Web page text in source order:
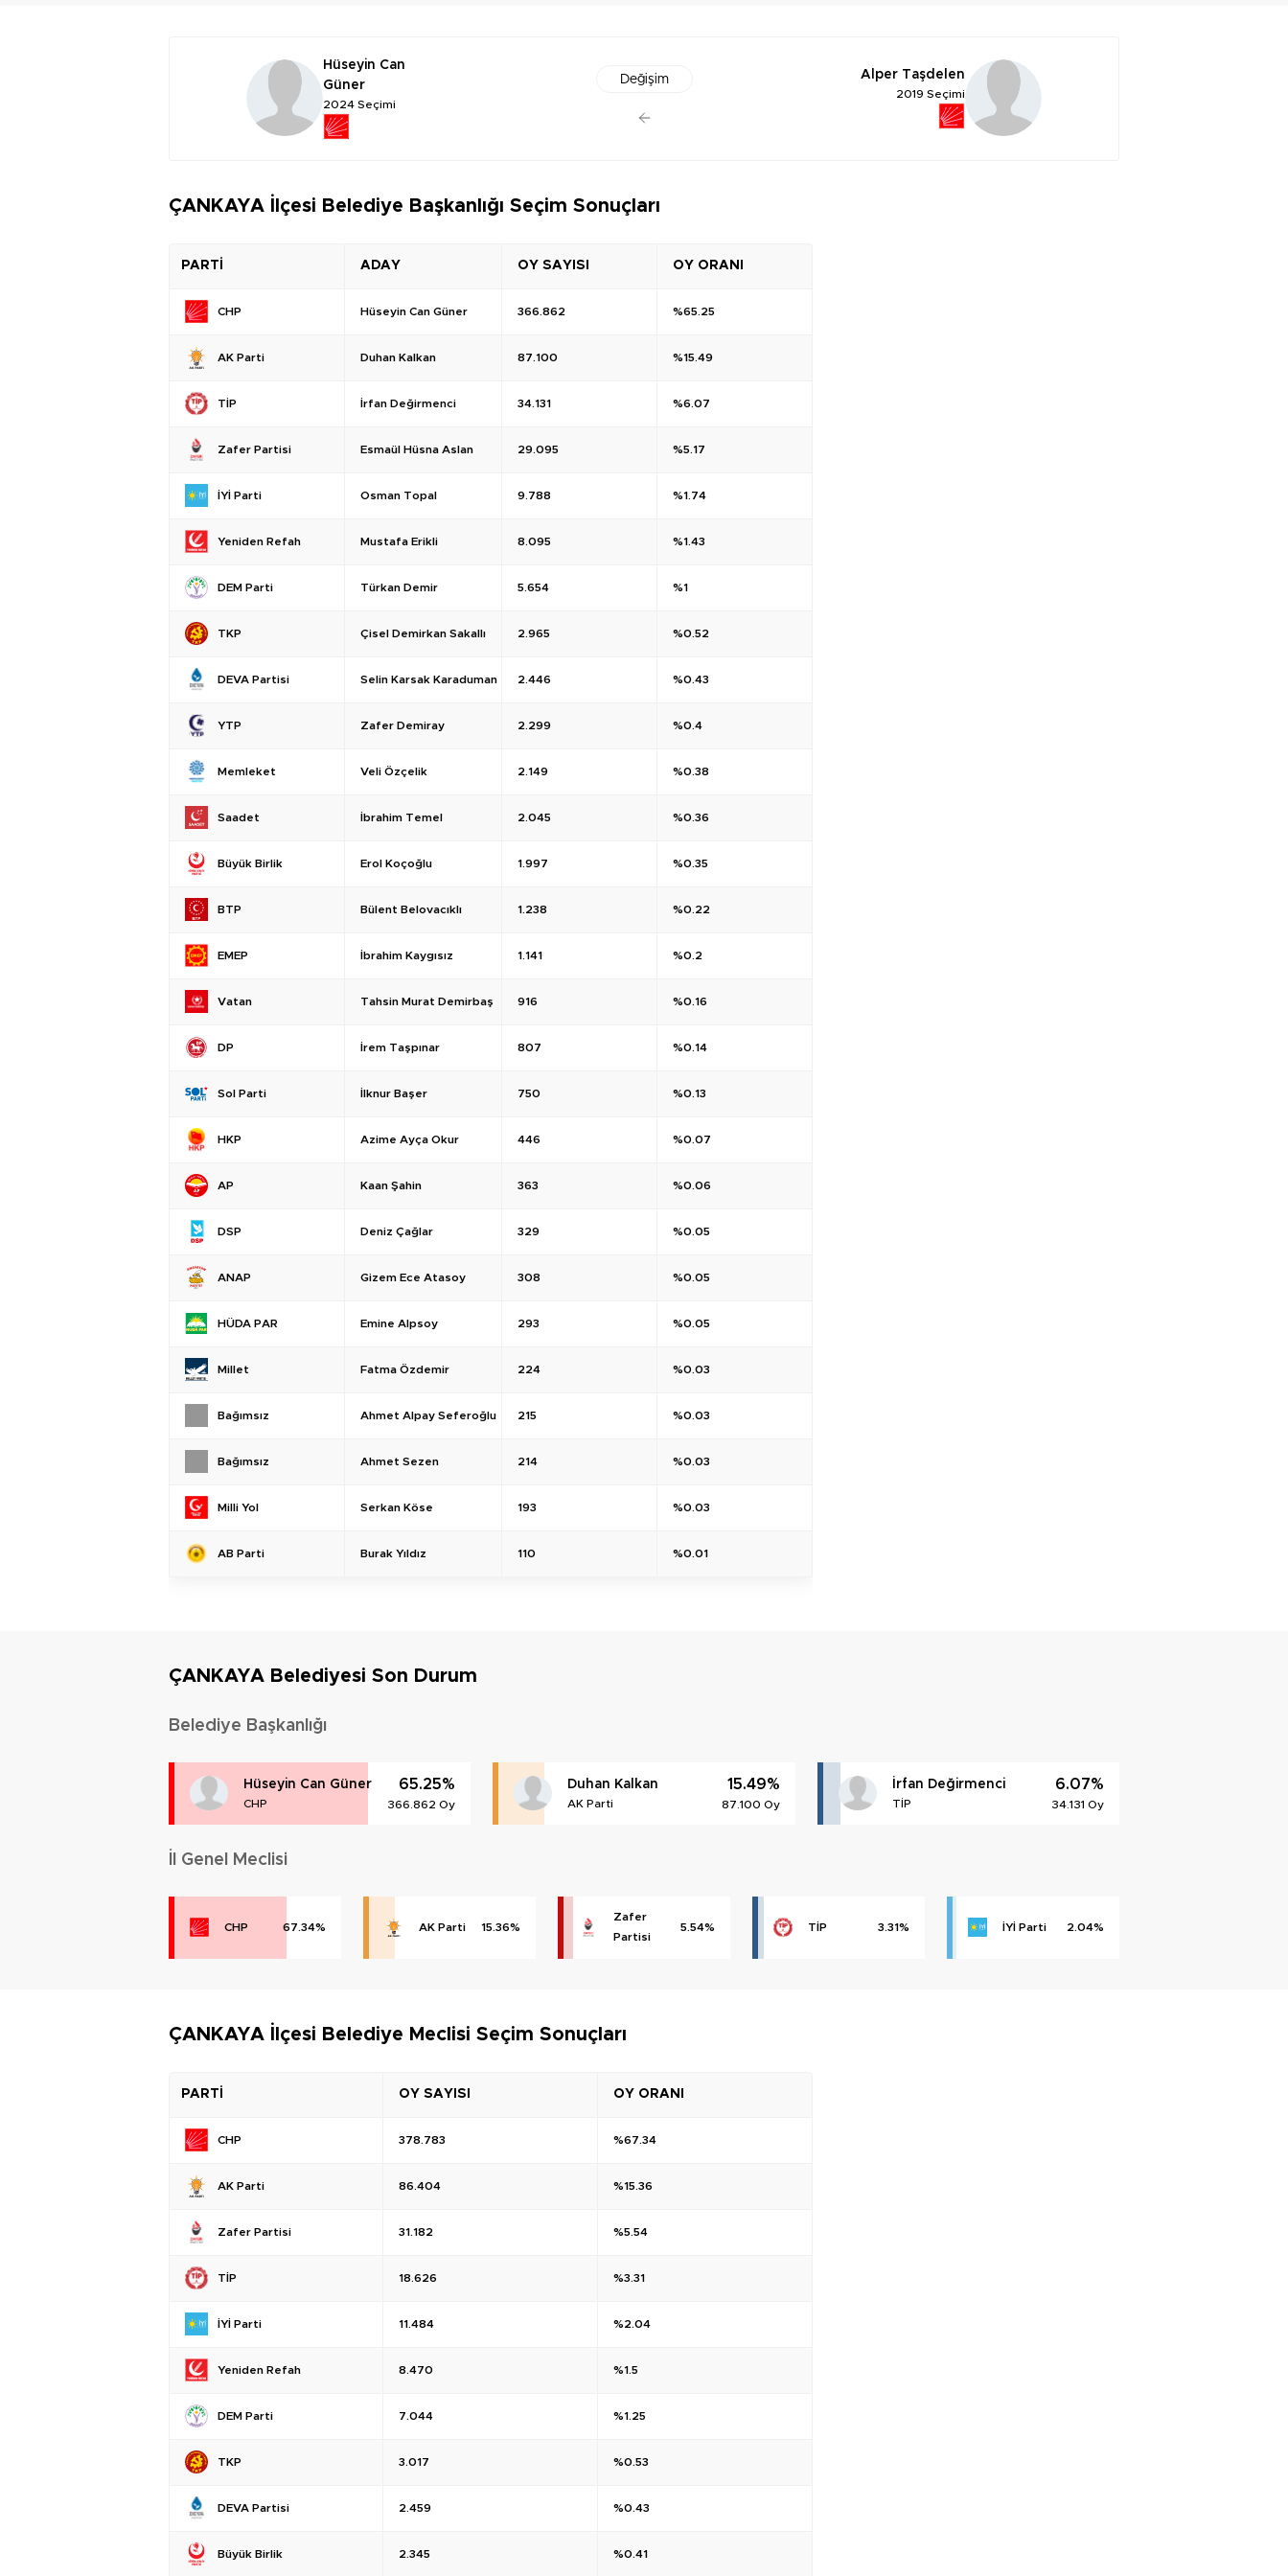
Hüseyin Can
Güner
2024 Seçimi
Değişim Alper Taşdelen
2019 Seçimi
ÇANKAYA İlçesi Belediye Başkanlığı Seçim Sonuçları
PARTİ ADAY OY SAYISI OY ORANI
CHP Hüseyin Can Güner 366.862 %65.25
AK Parti Duhan Kalkan 87.100 %15.49
TİP İrfan Değirmenci 34.131 %6.07
Zafer Partisi Esmaül Hüsna Aslan 29.095 %5.17
İYİ Parti Osman Topal 9.788 %1.74
Yeniden Refah Mustafa Erikli 8.095 %1.43
DEM Parti Türkan Demir 5.654 %1
TKP Çisel Demirkan Sakallı 2.965 %0.52
DEVA Partisi Selin Karsak Karaduman 2.446 %0.43
YTP Zafer Demiray 2.299 %0.4
Memleket Veli Özçelik 2.149 %0.38
Saadet İbrahim Temel 2.045 %0.36
Büyük Birlik Erol Koçoğlu 1.997 %0.35
BTP Bülent Belovacıklı 1.238 %0.22
EMEP İbrahim Kaygısız 1.141 %0.2
Vatan Tahsin Murat Demirbaş 916 %0.16
DP İrem Taşpınar 807 %0.14
Sol Parti İlknur Başer 750 %0.13
HKP Azime Ayça Okur 446 %0.07
AP Kaan Şahin 363 %0.06
DSP Deniz Çağlar 329 %0.05
ANAP Gizem Ece Atasoy 308 %0.05
HÜDA PAR Emine Alpsoy 293 %0.05
Millet Fatma Özdemir 224 %0.03
Bağımsız Ahmet Alpay Seferoğlu 215 %0.03
Bağımsız Ahmet Sezen 214 %0.03
Milli Yol Serkan Köse 193 %0.03
AB Parti Burak Yıldız 110 %0.01
ÇANKAYA Belediyesi Son Durum
Belediye Başkanlığı
Hüseyin Can Güner
CHP
65.25%
366.862 Oy
Duhan Kalkan
AK Parti
15.49%
87.100 Oy
İrfan Değirmenci
TİP
6.07%
34.131 Oy
İl Genel Meclisi
CHP 67.34% AK Parti 15.36%
Zafer
Partisi
5.54% TİP 3.31% İYİ Parti 2.04%
ÇANKAYA İlçesi Belediye Meclisi Seçim Sonuçları
PARTİ OY SAYISI OY ORANI
CHP 378.783 %67.34
AK Parti 86.404 %15.36
Zafer Partisi 31.182 %5.54
TİP 18.626 %3.31
İYİ Parti 11.484 %2.04
Yeniden Refah 8.470 %1.5
DEM Parti 7.044 %1.25
TKP 3.017 %0.53
DEVA Partisi 2.459 %0.43
Büyük Birlik 2.345 %0.41